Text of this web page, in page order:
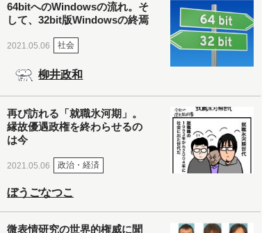
64bitへのWindowsの流れ。そ
して、32bit版Windowsの終焉
2021.05.06 社会
柳井政和
再び訪れる「就職氷河期」。
縁故優遇政権を終わらせるの
は今
2021.05.06 政治・経済
ぼうごなつこ
微表情研究の世界的権威に聞